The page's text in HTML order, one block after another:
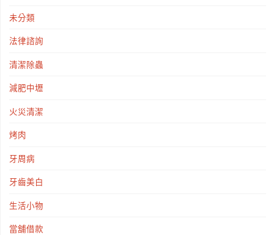
未分類
法律諮詢
清潔除蟲
減肥中壢
火災清潔
烤肉
牙周病
牙齒美白
生活小物
當舖借款